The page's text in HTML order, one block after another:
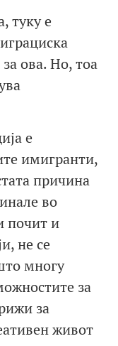
туку е
ова. Но, тоа
е
имигранти,
причина
во
почит и
не се
многу
за
за
живот